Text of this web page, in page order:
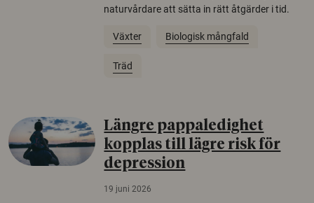
naturvårdare att sätta in rätt åtgärder i tid.
Växter Biologisk mångfald
Träd
Längre pappaledighet
kopplas till lägre risk för
depression
19 juni 2026